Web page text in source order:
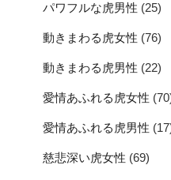
パワフルな虎男性 (25)
動きまわる虎女性 (76)
動きまわる虎男性 (22)
愛情あふれる虎女性
愛情あふれる虎男性
慈悲深い虎女性 (69)